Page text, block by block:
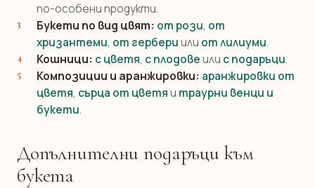
по-особени продукти.
Букети по вид цвят: от рози, от
хризантеми, от гербериили от лилиуми.
Кошници: с цветя, с плодовеили с подаръци.
Композиции и аранжировки: аранжировки от
цветя, сърца от цветяи траурни венци и
букети.
Допълнителни подаръци към
букета